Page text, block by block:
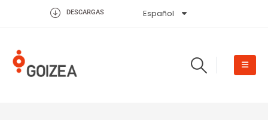
DESCARGAS Español
English